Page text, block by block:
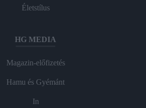
Életstílus
HG MEDIA
Magazin-előfizetés
Hamu és Gyémánt
In